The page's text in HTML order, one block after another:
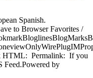
Spanish.
to Browser Favorites /
HTML: Permalink: If you
Feed.Powered by